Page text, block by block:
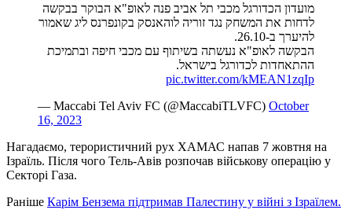
מועדון הכדורגל מכבי תל אביב פנה לאופ"א הבוקר בבקשה
לדחות את המשחק נגד זוריה לוהאנסק בקונפרנס ליג שאמור
להיערך ב-26.10.
הבקשה לאופ"א נעשתה בשיתוף עם מכבי חיפה ובתמיכת
ההתאחדות לכדורגל בישראל.
pic.twitter.com/kMEAN1zqIp
— Maccabi Tel Aviv FC (@MaccabiTLVFC) October
16, 2023
Нагадаємо, терористичний рух ХАМАС напав 7 жовтня на
Ізраїль. Після чого Тель-Авів розпочав військову операцію у
Секторі Газа.
Раніше Карім Бензема підтримав Палестину у війні з Ізраїлем.